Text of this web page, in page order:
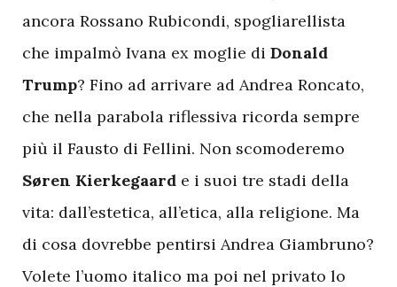
ancora Rossano Rubicondi, spogliarellista
che impalmò Ivana ex moglie di Donald
Trump? Fino ad arrivare ad Andrea Roncato,
che nella parabola riflessiva ricorda sempre
più il Fausto di Fellini. Non scomoderemo
Søren Kierkegaard e i suoi tre stadi della
vita: dall’estetica, all’etica, alla religione. Ma
di cosa dovrebbe pentirsi Andrea Giambruno?
Volete l’uomo italico ma poi nel privato lo